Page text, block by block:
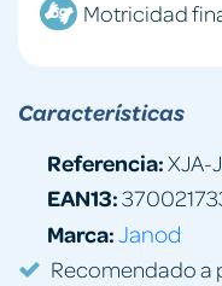
Motricidad
Características
Referencia:XJA-
EAN13:
Marca: Janod
Recomendado a